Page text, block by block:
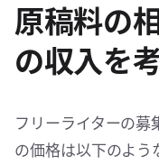
原稿料の
の収入を
フリーライターの募
の価格は以下のよう